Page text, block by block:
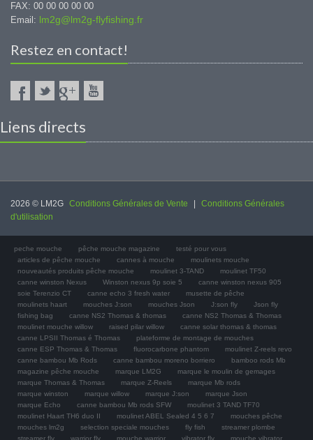
FAX: 00 00 00 00 00
Email: lm2g@lm2g-flyfishing.fr
Restez en contact!
Liens directs
2026 © LM2G Conditions Générales de Vente
Conditions Générales
d'utilisation
peche mouche pêche mouche magazine
testé pour vous
articles de pêche mouche
cannes à mouche
moulinets mouche
nouveautés produits pêche mouche
moulinet 3-TAND
moulinet TF50
canne winston Nexus
Winston nexus 9p soie 5
canne winston nexus 905
soie Terenzio CT
canne echo 3 fresh water
musette de pêche
moulinets haart
mouches J:son mouches Json J:son fly
Json fly
fishing bag
canne NS2 Thomas & thomas
canne NS2 Thomas & Thomas
moulinet mouche willow
raised pilar willow
canne solar thomas & thomas
canne LPSII Thomas é Thomas
plateforme de montage de mouches
canne ESP Thomas & Thomas
fluorocarbone phantom
moulinet Z-reels revo
canne bambou Mb Rods
canne bambou moreno borriero
bamboo rods Mb
magazine pêche mouche
marque LM2G
marque le moulin de gemages
marque Thomas & Thomas
marque Z-Reels
marque Mb rods
marque winston
marque willow marque J:son
marque Json
marque Echo
canne bambou Mb rods SFW
moulinet 3 TAND TF70
moulinet Haart TH6 duo II
moulinet ABEL Sealed 4 5 6 7
mouches pêche
mouches lm2g
selection speciale mouches fly fish
streamer plombe
streamer fly
warrior fly mouche warrior vibrator fly mouche vibrator